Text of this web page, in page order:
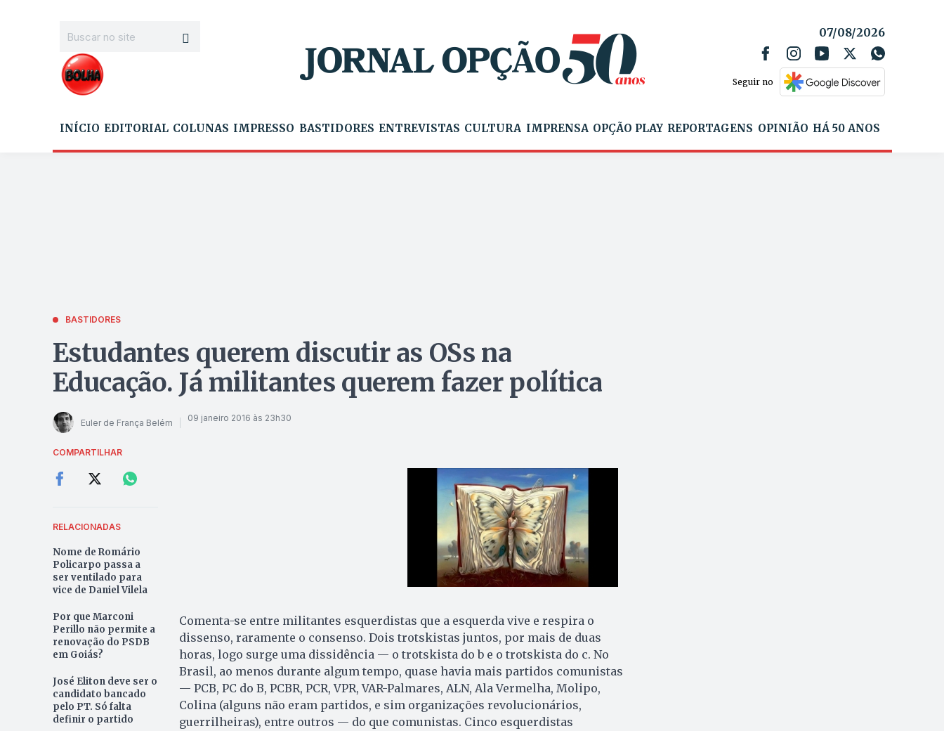
07/08/2026
Seguir no
INÍCIO EDITORIAL COLUNAS IMPRESSO BASTIDORES ENTREVISTAS CULTURA IMPRENSA OPÇÃO PLAY REPORTAGENS OPINIÃO HÁ 50 ANOS
BASTIDORES
Estudantes querem discutir as OSs na
Educação. Já militantes querem fazer política
Euler de França Belém 09 janeiro 2016 às 23h30
COMPARTILHAR
RELACIONADAS
Nome de Romário
Policarpo passa a
ser ventilado para
vice de Daniel Vilela
Por que Marconi
Perillo não permite a
renovação do PSDB
em Goiás?
José Eliton deve ser o
candidato bancado
pelo PT. Só falta
definir o partido
Comenta-se entre militantes esquerdistas que a esquerda vive e respira o
dissenso, raramente o consenso. Dois trotskistas juntos, por mais de duas
horas, logo surge uma dissidência — o trotskista do b e o trotskista do c. No
Brasil, ao menos durante algum tempo, quase havia mais partidos comunistas
— PCB, PC do B, PCBR, PCR, VPR, VAR-Palmares, ALN, Ala Vermelha, Molipo,
Colina (alguns não eram partidos, e sim organizações revolucionários,
guerrilheiras), entre outros — do que comunistas. Cinco esquerdistas